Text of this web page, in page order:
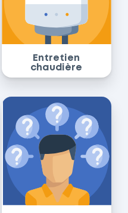
Entretien
chaudière